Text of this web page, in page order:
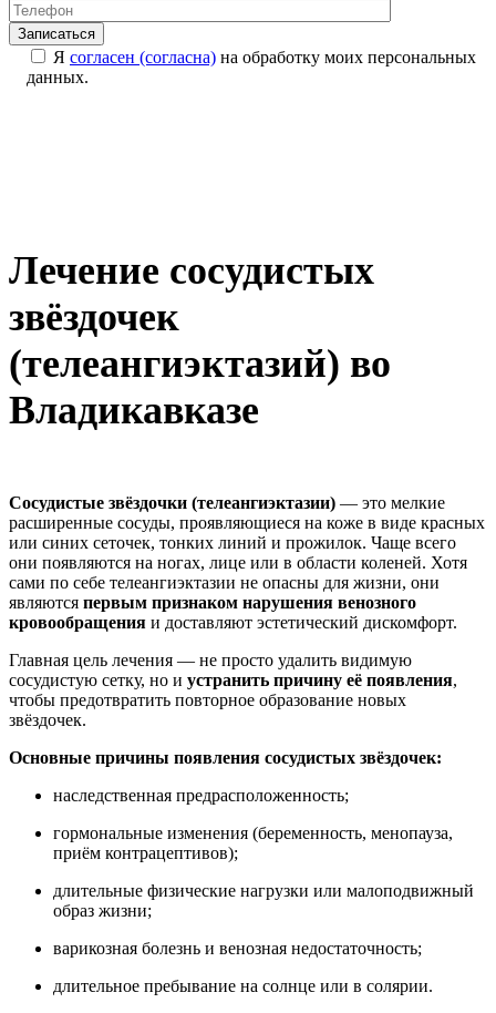
Я согласен (согласна) на обработку моих персональных
данных.
Лечение сосудистых
звёздочек
(телеангиэктазий) во
Владикавказе
Сосудистые звёздочки (телеангиэктазии) — это мелкие
расширенные сосуды, проявляющиеся на коже в виде красных
или синих сеточек, тонких линий и прожилок. Чаще всего
они появляются на ногах, лице или в области коленей. Хотя
сами по себе телеангиэктазии не опасны для жизни, они
являются первым признаком нарушения венозного
кровообращения и доставляют эстетический дискомфорт.
Главная цель лечения — не просто удалить видимую
сосудистую сетку, но и устранить причину её появления,
чтобы предотвратить повторное образование новых
звёздочек.
Основные причины появления сосудистых звёздочек:
наследственная предрасположенность;
гормональные изменения (беременность, менопауза,
приём контрацептивов);
длительные физические нагрузки или малоподвижный
образ жизни;
варикозная болезнь и венозная недостаточность;
длительное пребывание на солнце или в солярии.